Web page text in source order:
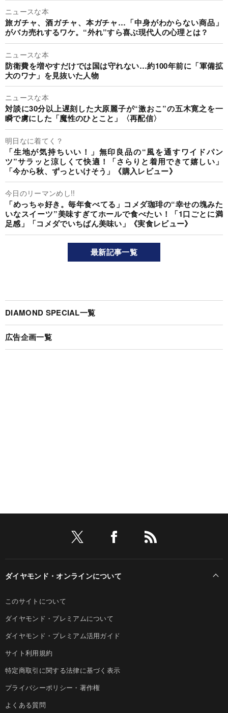
ニュースな本
旅ガチャ、酒ガチャ、本ガチャ…「中身がわからない商品」
がバカ売れするワケ。“外れ”すら喜ぶ現代人の心理とは？
ニュースな本
防衛費を増やすだけでは国は守れない…約100年前に「軍備拡
大のワナ」を見抜いた人物
ニュースな本
対談に30分以上遅刻した大原麗子が“激おこ”の五木寛之を一
瞬で虜にした「魔性のひとこと」〈再配信〉
明日なに着てく？
「生地が気持ちいい！」無印良品の“風を通すワイドパン
ツ”サラッと涼しくて快適！「さらりと着用できて嬉しい」
「今から秋、ずっといけそう」《購入レビュー》
今日のリーマンめし!!
「めっちゃ好き。毎年食べてる」コメダ珈琲の“幸せの塊みた
いなスイーツ”美味すぎてホールで食べたい！「1口ごとに満
足感」「コメダでいちばん美味い」《実食レビュー》
最新記事一覧
DIAMOND SPECIAL一覧
広告企画一覧
ダイヤモンド・オンラインについて
このサイトについて
ダイヤモンド・プレミアムについて
ダイヤモンド・プレミアム活用ガイド
サイト利用規約
特定商取引に関する法律に基づく表示
プライバシーポリシー・著作権
よくある質問